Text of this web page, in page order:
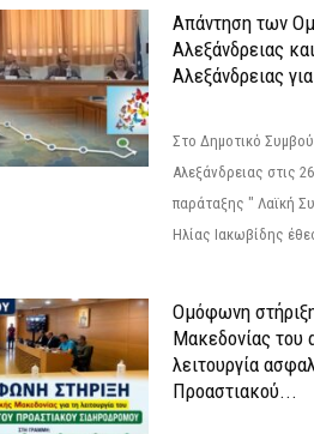
Απάντηση των
Αλεξάνδρειας
Αλεξάνδρειας
Στο Δημοτικό
Αλεξάνδρειας στις
παράταξης " Λαϊκή
Ηλίας Ιακωβίδης
Ομόφωνη
Μακεδονίας του
λειτουργία
Προαστιακού...